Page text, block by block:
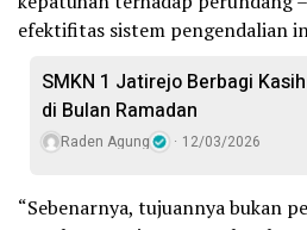
efektifitas sistem pengendalian
SMKN 1 Jatirejo Berbagi
di Bulan Ramadan
Raden Agung 12/03/2026
“Sebenarnya, tujuannya bukan